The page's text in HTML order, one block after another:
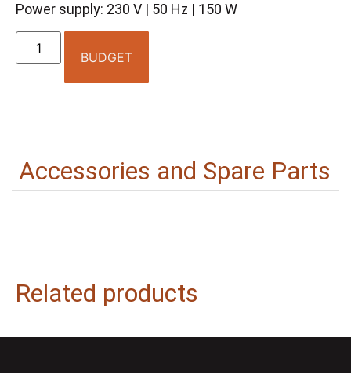
Power supply: 230 V | 50 Hz | 150 W
BUDGET
Accessories and Spare Parts
Related products